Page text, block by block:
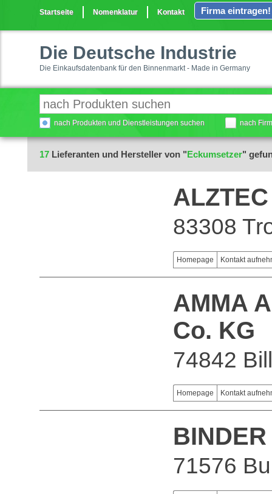
Startseite Nomenklatur Kontakt Firma eintragen!
Die Deutsche Industrie
Die Einkaufsdatenbank für den Binnenmarkt - Made in Germany
nach Produkten und Dienstleistungen suchen nach
17 Lieferanten und Hersteller von "Eckumsetzer"
83308
Homepage Kontakt
AMMA
Co. KG
74842
Homepage Kontakt
71576